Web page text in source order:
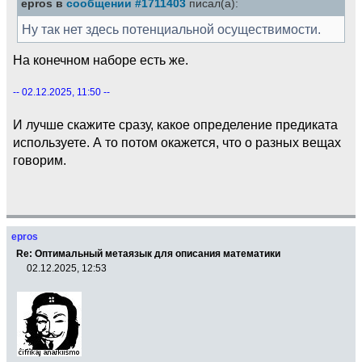
epros в сообщении #1711403 писал(а):
Ну так нет здесь потенциальной осуществимости.
На конечном наборе есть же.
-- 02.12.2025, 11:50 --
И лучше скажите сразу, какое определение предиката
используете. А то потом окажется, что о разных вещах
говорим.
epros
Re: Оптимальный метаязык для описания математики
02.12.2025, 12:53